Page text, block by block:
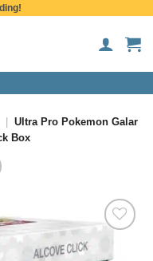
Ultra Pro Pokemon Galar
Box